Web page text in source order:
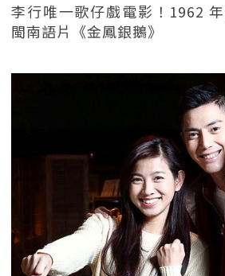
李行唯一歌仔戲電影！1962
閩南語片《金鳳銀鵝》